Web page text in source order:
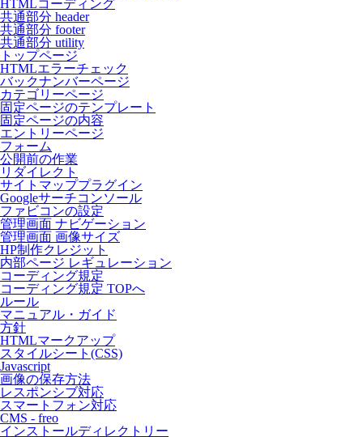
HTMLコーディング
共通部分 header
共通部分 footer
共通部分 utility
トップページ
HTMLエラーチェック
バックナンバーページ
カテゴリーページ
固定ページのテンプレート
固定ページの内容
エントリーページ
フォーム
公開前の作業
リダイレクト
サイトマッププラグイン
Googleサーチコンソール
ファビコンの設定
管理画面 ナビゲーション
管理画面 画像サイズ
HP制作クレジット
内部ページ レギュレーション
コーディング規定
コーディング規定 TOPへ
ルール
マニュアル・ガイド
方針
HTMLマークアップ
スタイルシート(CSS)
Javascript
画像の保存方法
レスポンシブ対応
スマートフォン対応
CMS - freo
インストールディレクトリー